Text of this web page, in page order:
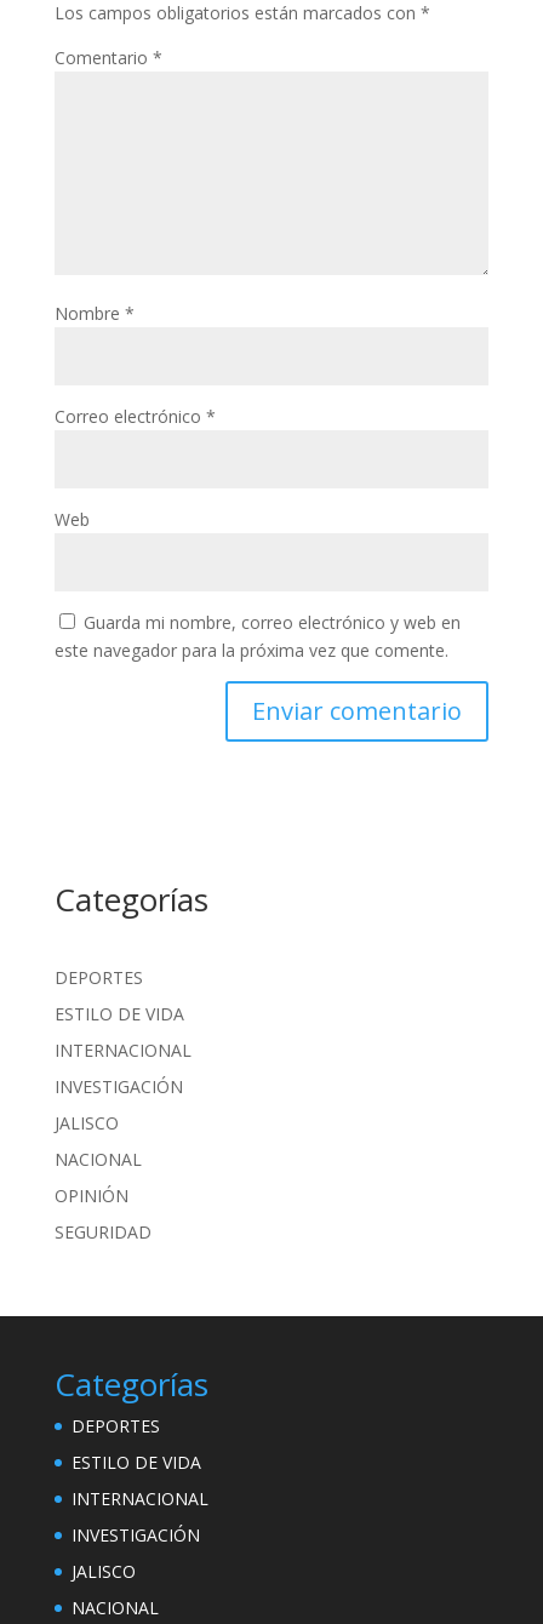
Los campos obligatorios están marcados con *
Comentario *
Nombre *
Correo electrónico *
Web
Guarda mi nombre, correo electrónico y web en
este navegador para la próxima vez que comente.
Categorías
DEPORTES
ESTILO DE VIDA
INTERNACIONAL
INVESTIGACIÓN
JALISCO
NACIONAL
OPINIÓN
SEGURIDAD
Categorías
DEPORTES
ESTILO DE VIDA
INTERNACIONAL
INVESTIGACIÓN
JALISCO
NACIONAL